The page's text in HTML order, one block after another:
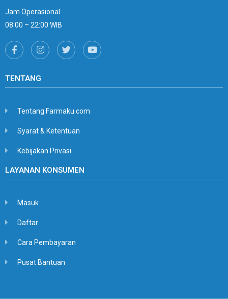
Jam Operasional
08:00 – 22:00 WIB
TENTANG
Tentang Farmaku.com
Syarat & Ketentuan
Kebijakan Privasi
LAYANAN KONSUMEN
Masuk
Daftar
Cara Pembayaran
Pusat Bantuan